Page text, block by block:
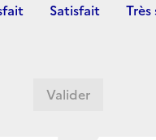
Satisfait